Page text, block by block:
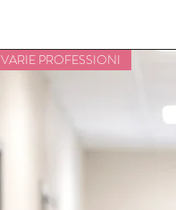
VARIE PROFESSIONI